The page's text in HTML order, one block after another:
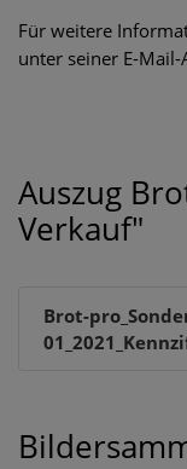
Für weitere
unter seiner E-
Auszug
Verkauf"
Brot-